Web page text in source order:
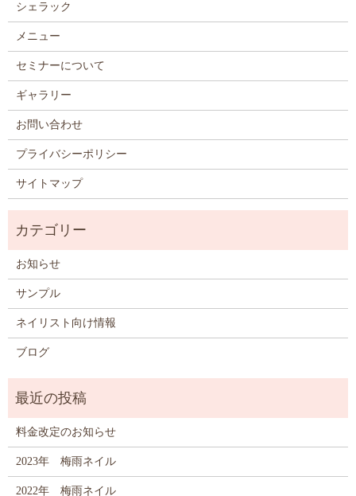
シェラック
メニュー
セミナーについて
ギャラリー
お問い合わせ
プライバシーポリシー
サイトマップ
お知らせ
サンプル
ネイリスト向け情報
ブログ
料金改定のお知らせ
2023年 梅雨ネイル
2022年 梅雨ネイル